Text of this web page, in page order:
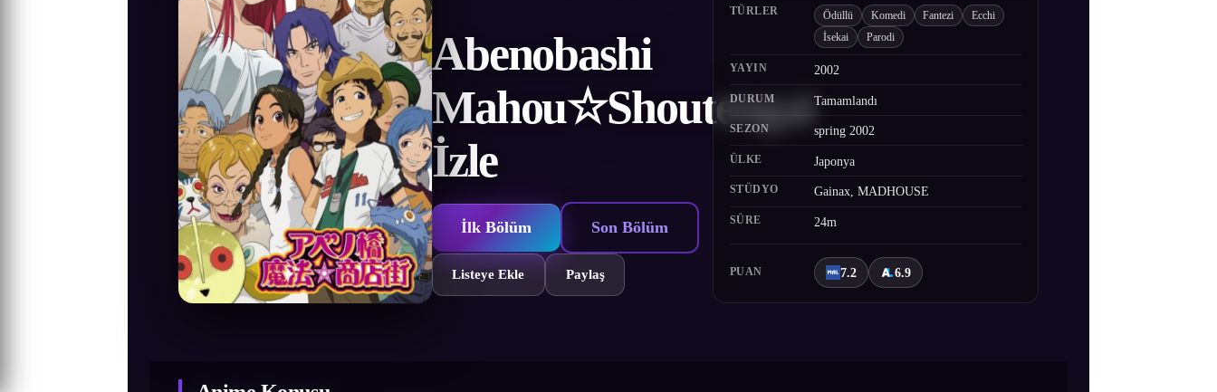
Abenobashi
Mahou☆Shoutengai
İzle
İlk Bölüm Son Bölüm
Listeye Ekle Paylaş
TÜRLER Ödüllü Komedi Fantezi Ecchi
İsekai Parodi
YAYIN 2002
DURUM Tamamlandı
SEZON spring 2002
ÜLKE Japonya
STÜDYO Gainax, MADHOUSE
SÜRE 24m
PUAN 7.2 6.9